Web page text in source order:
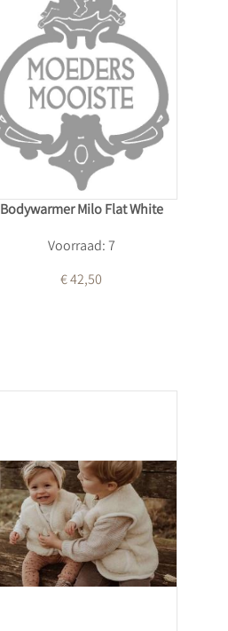
Bodywarmer Milo Flat White
Voorraad: 7
€ 42,50